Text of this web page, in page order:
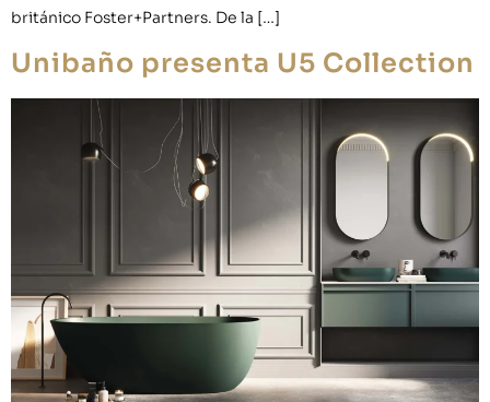
británico Foster+Partners. De la […]
Unibaño presenta U5 Collection